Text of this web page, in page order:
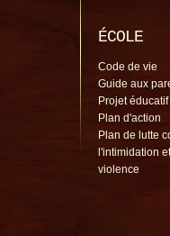
ÉCOLE
Code de vie
Guide aux
Projet éducatif
Plan d'action
Plan de lutte
l'intimidation
violence